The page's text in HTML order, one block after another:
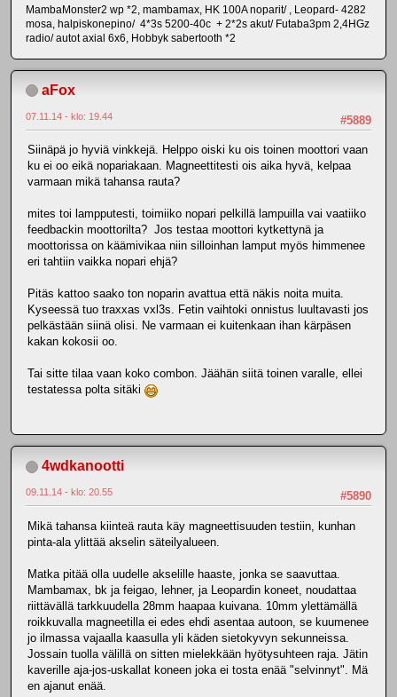
MambaMonster2 wp *2, mambamax, HK 100A noparit/ , Leopard- 4282
mosa, halpiskonepino/ 4*3s 5200-40c + 2*2s akut/ Futaba3pm 2,4HGz
radio/ autot axial 6x6, Hobbyk sabertooth *2
aFox
#5889
07.11.14 - klo: 19.44
Siinäpä jo hyviä vinkkejä. Helppo oiski ku ois toinen moottori vaan
ku ei oo eikä nopariakaan. Magneettitesti ois aika hyvä, kelpaa
varmaan mikä tahansa rauta?
mites toi lampputesti, toimiiko nopari pelkillä lampuilla vai vaatiiko
feedbackin moottorilta? Jos testaa moottori kytkettynä ja
moottorissa on käämivikaa niin silloinhan lamput myös himmenee
eri tahtiin vaikka nopari ehjä?
Pitäs kattoo saako ton noparin avattua että näkis noita muita.
Kyseessä tuo traxxas vxl3s. Fetin vaihtoki onnistus luultavasti jos
pelkästään siinä olisi. Ne varmaan ei kuitenkaan ihan kärpäsen
kakan kokosii oo.
Tai sitte tilaa vaan koko combon. Jäähän siitä toinen varalle, ellei
testatessa polta sitäki
4wdkanootti
#5890
09.11.14 - klo: 20.55
Mikä tahansa kiinteä rauta käy magneettisuuden testiin, kunhan
pinta-ala ylittää akselin säteilyalueen.
Matka pitää olla uudelle akselille haaste, jonka se saavuttaa.
Mambamax, bk ja feigao, lehner, ja Leopardin koneet, noudattaa
riittävällä tarkkuudella 28mm haapaa kuivana. 10mm ylettämällä
roikkuvalla magneetilla ei edes ehdi asentaa autoon, se kuumenee
jo ilmassa vajaalla kaasulla yli käden sietokyvyn sekunneissa.
Jossain tuolla välillä on sitten mielekkään hyötysuhteen raja. Jätin
kaverille aja-jos-uskallat koneen joka ei tosta enää "selvinnyt". Mä
en ajanut enää.